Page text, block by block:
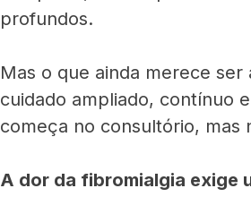
profundos.
Mas o que ainda merece
cuidado ampliado, contínuo
começa no consultório, mas
A dor da fibromialgia exige